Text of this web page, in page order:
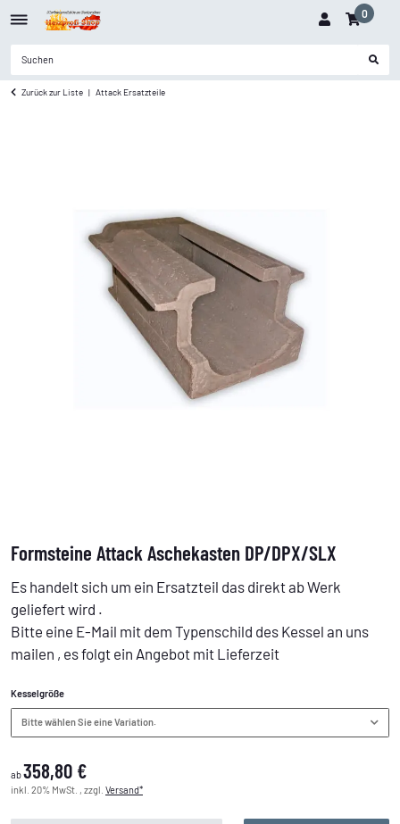
0
Zurück zur Liste Attack Ersatzteile
Formsteine Attack Aschekasten DP/DPX/SLX
Es handelt sich um ein Ersatzteil das direkt ab Werk
geliefert wird .
Bitte eine E-Mail mit dem Typenschild des Kessel an uns
mailen , es folgt ein Angebot mit Lieferzeit
Kesselgröße
Bitte wählen Sie eine Variation.
ab358,80 €
inkl. 20% MwSt. , zzgl. Versand*